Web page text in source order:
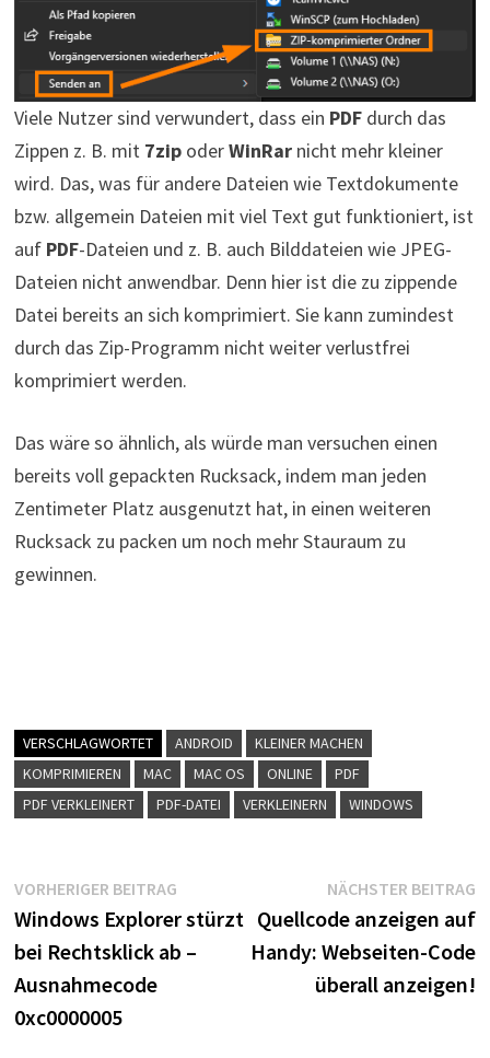
Viele Nutzer sind verwundert, dass ein PDFdurch das
Zippen z. B. mit 7zipoderWinRarnicht mehr kleiner
wird. Das, was für andere Dateien wie Textdokumente
bzw. allgemein Dateien mit viel Text gut funktioniert, ist
auf PDF-Dateien und z. B. auch Bilddateien wie JPEG-
Dateien nicht anwendbar. Denn hier ist die zu zippende
Datei bereits an sich komprimiert. Sie kann zumindest
durch das Zip-Programm nicht weiter verlustfrei
komprimiert werden.
Das wäre so ähnlich, als würde man versuchen einen
bereits voll gepackten Rucksack, indem man jeden
Zentimeter Platz ausgenutzt hat, in einen weiteren
Rucksack zu packen um noch mehr Stauraum zu
gewinnen.
VERSCHLAGWORTET ANDROID
KLEINER MACHEN
KOMPRIMIEREN
MAC MAC OS ONLINE
PDF
PDF VERKLEINERT
PDF-DATEI VERKLEINERN WINDOWS
Beitragsnavigation
VORHERIGER BEITRAGVorheriger
Beitrag:
Windows Explorer stürzt
bei Rechtsklick ab –
Ausnahmecode
0xc0000005
NÄCHSTER BEITRAG
Quellcode anzeigen auf
Handy: Webseiten-Code
überall anzeigen!